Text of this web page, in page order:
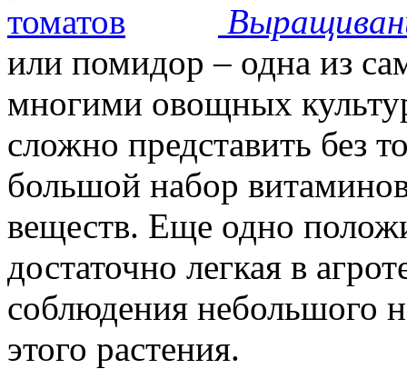
или помидор – одна из
многими овощных
сложно представить без
большой набор
веществ. Еще одно
достаточно легкая в
соблюдения небольшого
этого растения.